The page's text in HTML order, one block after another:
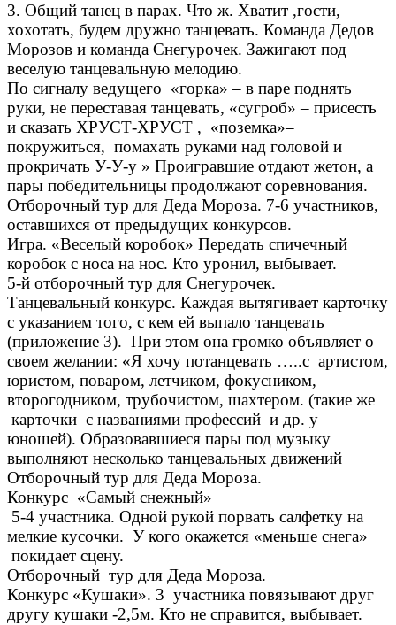
3. Общий танец в парах. Что ж. Хватит ,гости,
хохотать, будем дружно танцевать. Команда Дедов
Морозов и команда Снегурочек. Зажигают под
веселую танцевальную мелодию.
По сигналу ведущего «горка» – в паре поднять
руки, не переставая танцевать, «сугроб» – присесть
и сказать ХРУСТ-ХРУСТ , «поземка»–
покружиться, помахать руками над головой и
прокричать У-У-у » Проигравшие отдают жетон, а
пары победительницы продолжают соревнования.
Отборочный тур для Деда Мороза. 7-6 участников,
оставшихся от предыдущих конкурсов.
Игра. «Веселый коробок» Передать спичечный
коробок с носа на нос. Кто уронил, выбывает.
5-й отборочный тур для Снегурочек.
Танцевальный конкурс. Каждая вытягивает карточку
с указанием того, с кем ей выпало танцевать
(приложение 3). При этом она громко объявляет о
своем желании: «Я хочу потанцевать …..с артистом,
юристом, поваром, летчиком, фокусником,
второгодником, трубочистом, шахтером. (такие же
карточки с названиями профессий и др. у
юношей). Образовавшиеся пары под музыку
выполняют несколько танцевальных движений
Отборочный тур для Деда Мороза.
Конкурс «Самый снежный»
5-4 участника. Одной рукой порвать салфетку на
мелкие кусочки. У кого окажется «меньше снега»
покидает сцену.
Отборочный тур для Деда Мороза.
Конкурс «Кушаки». 3 участника повязывают друг
другу кушаки -2,5м. Кто не справится, выбывает.